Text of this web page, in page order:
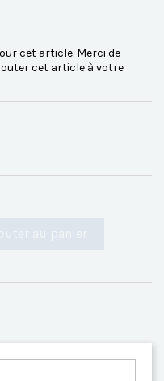
cet article. Merci de
cet article à votre